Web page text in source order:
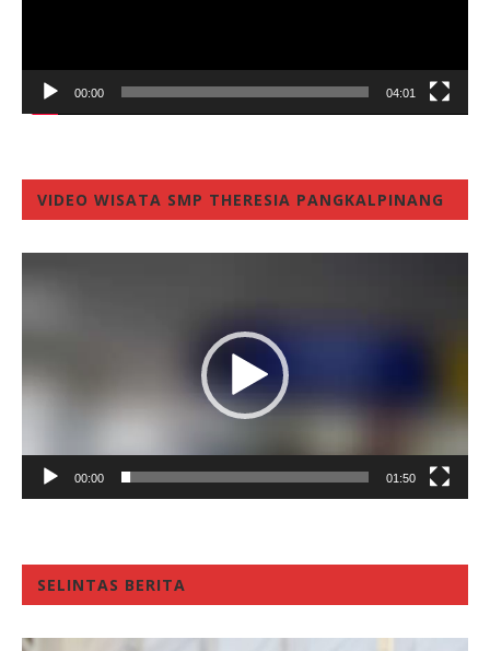
00:00 04:01
VIDEO WISATA SMP THERESIA PANGKALPINANG
00:00 01:50
SELINTAS BERITA